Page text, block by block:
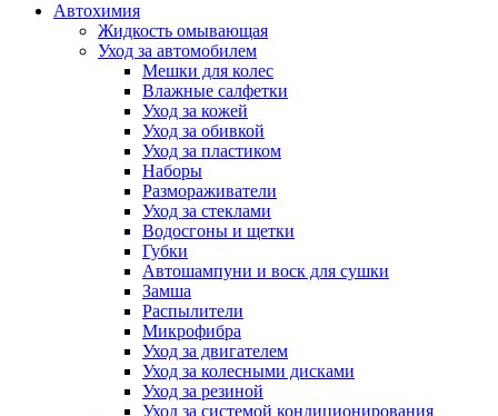
Автохимия
Жидкость омывающая
Уход за автомобилем
Мешки для колес
Влажные салфетки
Уход за кожей
Уход за обивкой
Уход за пластиком
Наборы
Размораживатели
Уход за стеклами
Водосгоны и щетки
Губки
Автошампуни и воск для сушки
Замша
Распылители
Микрофибра
Уход за двигателем
Уход за колесными дисками
Уход за резиной
Уход за системой кондиционирования